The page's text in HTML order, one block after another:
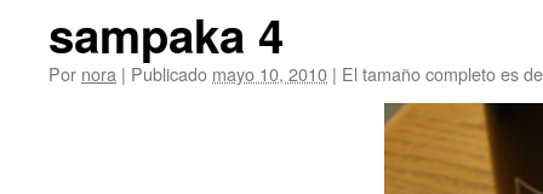
sampaka 4
Por nora | Publicado mayo 10, 2010 | El tamaño completo es